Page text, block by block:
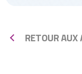
RETOUR